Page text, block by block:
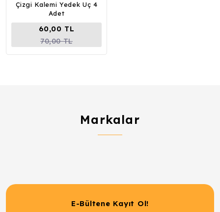
Çizgi Kalemi Yedek Uç 4
Adet
60,00 TL
70,00 TL
Markalar
E-Bültene Kayıt Ol!